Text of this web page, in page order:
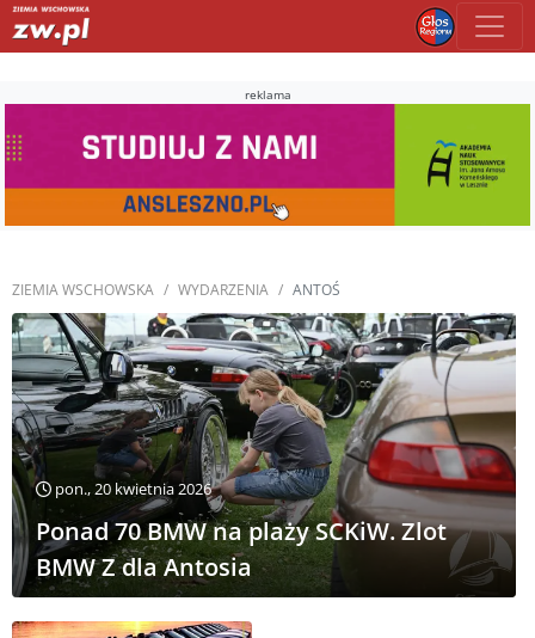
reklama
ZIEMIA WSCHOWSKA WYDARZENIA ANTOŚ
pon., 20 kwietnia 2026
Ponad 70 BMW na plaży SCKiW. Zlot
BMW Z dla Antosia